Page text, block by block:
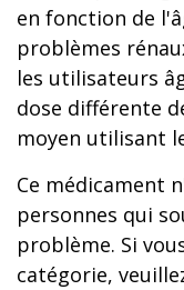
en fonction de
problèmes
les utilisateurs
dose différente
moyen utilisant
Ce médicament
personnes qui
problème. Si
catégorie,